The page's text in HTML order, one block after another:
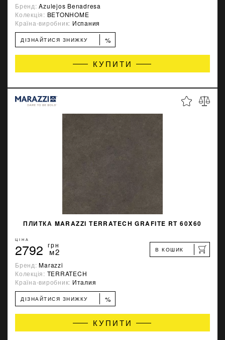
Бренд:Azulejos Benadresa
Колекція: BETONHOME
Країна-виробник: Испания
ДІЗНАЙТИСЯ ЗНИЖКУ %
КУПИТИ
ПЛИТКА MARAZZI TERRATECH GRAFITE RT 60X60
ЦІНА
2792 грн
м2 В КОШИК
Бренд:Marazzi
Колекція: TERRATECH
Країна-виробник: Италия
ДІЗНАЙТИСЯ ЗНИЖКУ %
КУПИТИ